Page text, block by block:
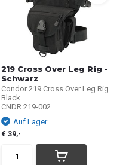
219 Cross Over Leg Rig -
Schwarz
Condor 219 Cross Over Leg Rig
Black
CNDR 219-002
Auf Lager
€ 39,-